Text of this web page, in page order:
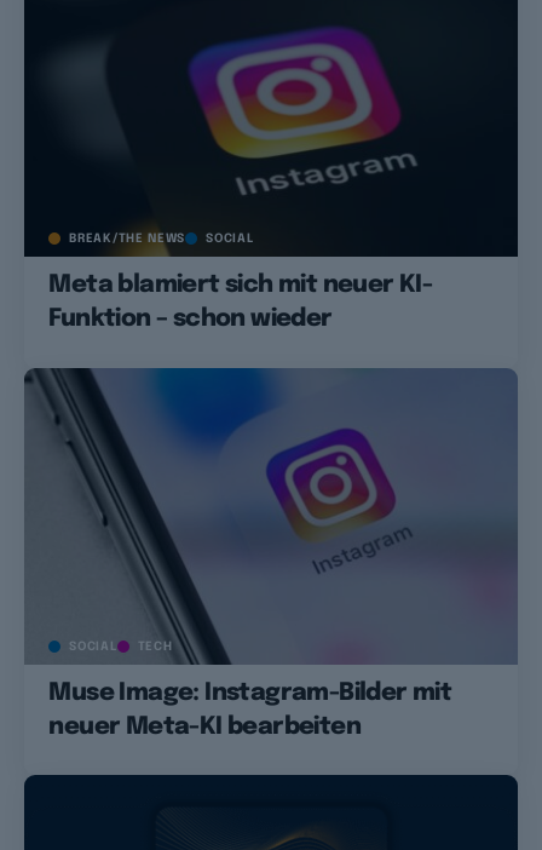
BREAK/THE NEWS SOCIAL
Meta blamiert sich mit neuer KI-
Funktion – schon wieder
SOCIAL TECH
Muse Image: Instagram-Bilder mit
neuer Meta-KI bearbeiten